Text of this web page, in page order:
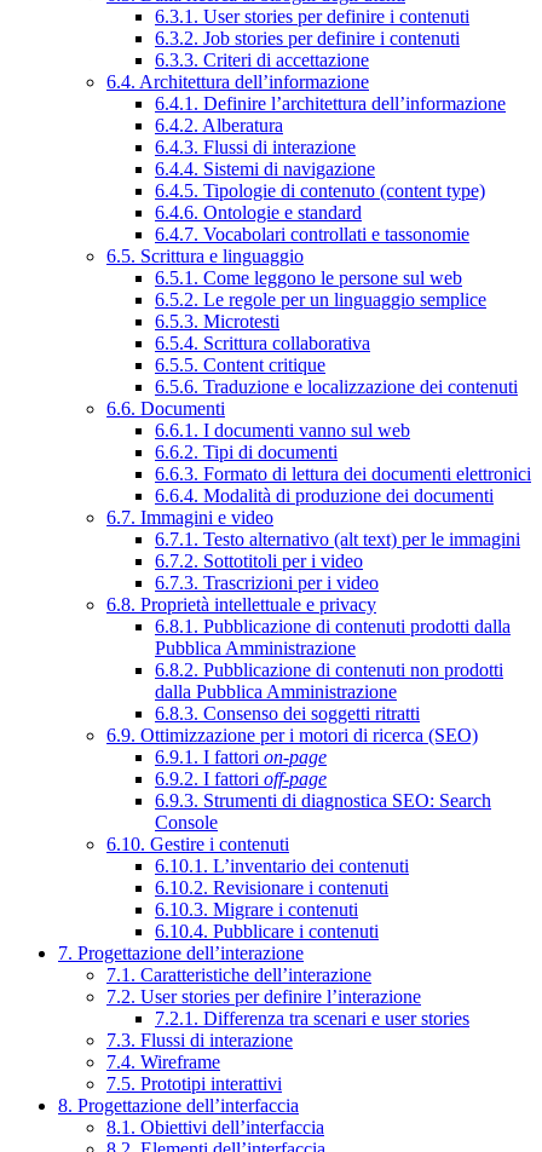
6.3.1. User stories per definire i contenuti
6.3.2. Job stories per definire i contenuti
6.3.3. Criteri di accettazione
6.4. Architettura dell’informazione
6.4.1. Definire l’architettura dell’informazione
6.4.2. Alberatura
6.4.3. Flussi di interazione
6.4.4. Sistemi di navigazione
6.4.5. Tipologie di contenuto (content type)
6.4.6. Ontologie e standard
6.4.7. Vocabolari controllati e tassonomie
6.5. Scrittura e linguaggio
6.5.1. Come leggono le persone sul web
6.5.2. Le regole per un linguaggio semplice
6.5.3. Microtesti
6.5.4. Scrittura collaborativa
6.5.5. Content critique
6.5.6. Traduzione e localizzazione dei contenuti
6.6. Documenti
6.6.1. I documenti vanno sul web
6.6.2. Tipi di documenti
6.6.3. Formato di lettura dei documenti elettronici
6.6.4. Modalità di produzione dei documenti
6.7. Immagini e video
6.7.1. Testo alternativo (alt text) per le immagini
6.7.2. Sottotitoli per i video
6.7.3. Trascrizioni per i video
6.8. Proprietà intellettuale e privacy
6.8.1. Pubblicazione di contenuti prodotti dalla
Pubblica Amministrazione
6.8.2. Pubblicazione di contenuti non prodotti
dalla Pubblica Amministrazione
6.8.3. Consenso dei soggetti ritratti
6.9. Ottimizzazione per i motori di ricerca (SEO)
6.9.1. I fattori on-page
6.9.2. I fattori off-page
6.9.3. Strumenti di diagnostica SEO: Search
Console
6.10. Gestire i contenuti
6.10.1. L’inventario dei contenuti
6.10.2. Revisionare i contenuti
6.10.3. Migrare i contenuti
6.10.4. Pubblicare i contenuti
7. Progettazione dell’interazione
7.1. Caratteristiche dell’interazione
7.2. User stories per definire l’interazione
7.2.1. Differenza tra scenari e user stories
7.3. Flussi di interazione
7.4. Wireframe
7.5. Prototipi interattivi
8. Progettazione dell’interfaccia
8.1. Obiettivi dell’interfaccia